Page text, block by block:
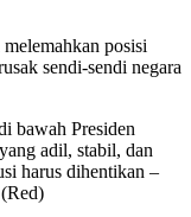
posisi
sendi-sendi negara
bawah Presiden
adil, stabil, dan
harus dihentikan –